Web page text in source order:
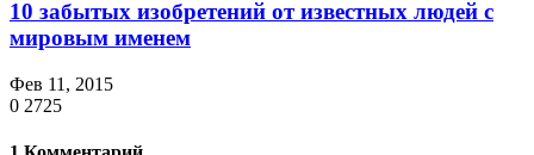
10 забытых изобретений от известных людей с
мировым именем
Фев 11, 2015
0 2725